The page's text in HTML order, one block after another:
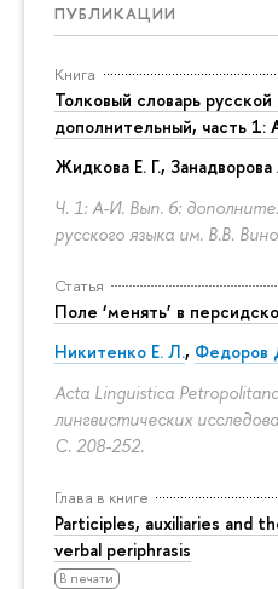
ПУБЛИКАЦИИ
Книга
Толковый словарь
дополнительный, часть 1:
Жидкова Е. Г.,
Ч. 1: А-И. Вып. 6:
русского языка им. В.В.
Статья
Поле ‘менять’ в
Никитенко Е. Л., Федоров
Acta Linguistica
лингвистических
С. 208-252.
Глава в книге
Participles, auxiliaries and
verbal periphrasis
В печати